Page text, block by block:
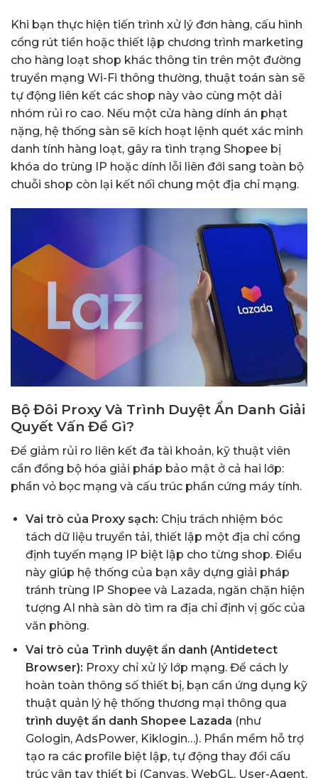
Khi bạn thực hiện tiến trình xử lý đơn hàng, cấu hình
cổng rút tiền hoặc thiết lập chương trình marketing
cho hàng loạt shop khác thông tin trên một đường
truyền mạng Wi-Fi thông thường, thuật toán sàn sẽ
tự động liên kết các shop này vào cùng một dải
nhóm rủi ro cao. Nếu một cửa hàng dính án phạt
nặng, hệ thống sàn sẽ kích hoạt lệnh quét xác minh
danh tính hàng loạt, gây ra tình trạng Shopee bị
khóa do trùng IP hoặc dính lỗi liên đới sang toàn bộ
chuỗi shop còn lại kết nối chung một địa chỉ mạng.
Bộ Đôi Proxy Và Trình Duyệt Ẩn Danh Giải
Quyết Vấn Đề Gì?
Để giảm rủi ro liên kết đa tài khoản, kỹ thuật viên
cần đồng bộ hóa giải pháp bảo mật ở cả hai lớp:
phần vỏ bọc mạng và cấu trúc phần cứng máy tính.
Vai trò của Proxy sạch: Chịu trách nhiệm bóc
tách dữ liệu truyền tải, thiết lập một địa chỉ cổng
định tuyến mạng IP biệt lập cho từng shop. Điều
này giúp hệ thống của bạn xây dựng giải pháp
tránh trùng IP Shopeevà Lazada, ngăn chặn hiện
tượng AI nhà sàn dò tìm ra địa chỉ định vị gốc của
văn phòng.
Vai trò của Trình duyệt ẩn danh (Antidetect
Browser): Proxy chỉ xử lý lớp mạng. Để cách ly
hoàn toàn thông số thiết bị, bạn cần ứng dụng kỹ
thuật quản lý hệ thống thương mại thông qua
trình duyệt ẩn danh Shopee Lazada (như
Gologin, AdsPower, Kiklogin…). Phần mềm hỗ trợ
tạo ra các profile biệt lập, tự động thay đổi cấu
trúc vân tay thiết bị (Canvas, WebGL, User-Agent,